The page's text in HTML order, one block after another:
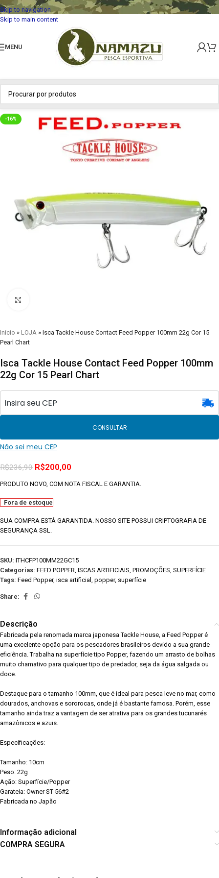
Skip to navigation
Skip to main content
MENU
-16%
Início » LOJA » Isca Tackle House Contact Feed Popper 100mm 22g Cor 15
Pearl Chart
Isca Tackle House Contact Feed Popper 100mm
22g Cor 15 Pearl Chart
CONSULTAR
Não sei meu CEP
R$236,90 R$200,00
PRODUTO NOVO, COM NOTA FISCAL E GARANTIA.
Fora de estoque
SUA COMPRA ESTÁ GARANTIDA. NOSSO SITE POSSUI CRIPTOGRAFIA DE
SEGURANÇA SSL.
SKU: ITHCFP100MM22GC15
Categorias: FEED POPPER, ISCAS ARTIFICIAIS, PROMOÇÕES, SUPERFÍCIE
Tags: Feed Popper, isca artificial , popper, superfície
Share:
Descrição
Fabricada pela renomada marca japonesa Tackle House, a Feed Popper é
uma excelente opção para os pescadores brasileiros devido a sua grande
eficiência. Trabalha na superfície tipo Popper, fazendo um arrasto de bolhas
muito chamativo para qualquer tipo de predador, seja da água salgada ou
doce.
Destaque para o tamanho 100mm, que é ideal para pesca leve no mar, como
dourados, anchovas e sororocas, onde já é bastante famosa. Porém, esse
tamanho ainda traz a vantagem de ser atrativa para os grandes tucunarés
amazônicos e azuis.
Especificações:
Tamanho: 10cm
Peso: 22g
Ação: Superfície/Popper
Garateia: Owner ST-56#2
Fabricada no Japão
Informação adicional
COMPRA SEGURA